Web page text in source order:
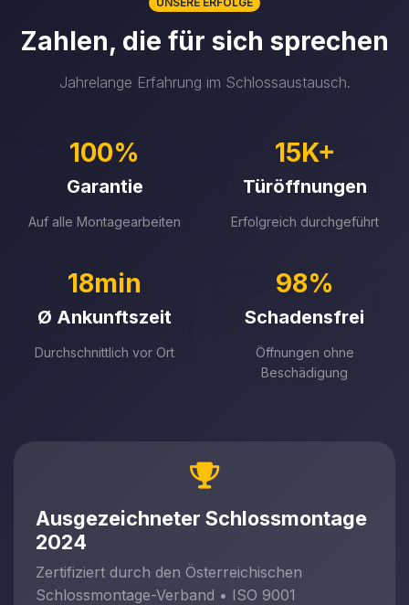
Zahlen, die für sich sprechen
Jahrelange Erfahrung im Schlossaustausch.
100%
Garantie
Auf alle Montagearbeiten
15K+
Türöffnungen
Erfolgreich durchgeführt
18min
Ø Ankunftszeit
Durchschnittlich vor Ort
98%
Schadensfrei
Öffnungen ohne
Beschädigung
Ausgezeichneter Schlossmontage
2024
Zertifiziert durch den Österreichischen
Schlossmontage-Verband • ISO 9001